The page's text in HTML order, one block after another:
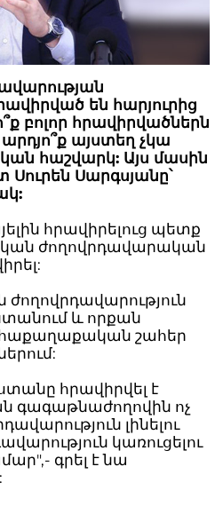
են հարյուրից
բոլոր հրավիրվածներն
այստեղ չկա
հաշվարկ: Այս մասին
Սարգսյանը՝
հրավիրելուց պետք
ժողովրդավարական
ժողովրդավարություն
և որքան
շահեր
հրավիրվել է
գագաթնաժողովին ոչ
լինելու
կառուցելու
գրել է նա